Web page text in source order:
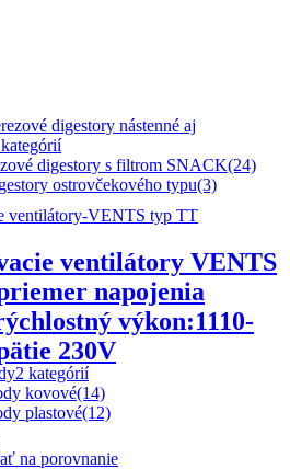
digestory nástenné aj
digestory s filtrom SNACK(24)
ostrovčekového typu(3)
2 kategórií
kovové(14)
plastové(12)
ventilátory-VENTS typ TT
ventilátory VENTS
napojenia
výkon:1110-
230V
na porovnanie